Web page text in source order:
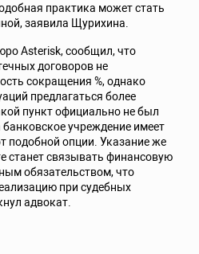
практика может стать
заявила Щурихина.
Asterisk, сообщил, что
договоров не
сокращения %, однако
предлагаться более
пункт официально не был
банковское учреждение имеет
подобной опции. Указание же
станет связывать финансовую
обязательством, что
при судебных
адвокат.